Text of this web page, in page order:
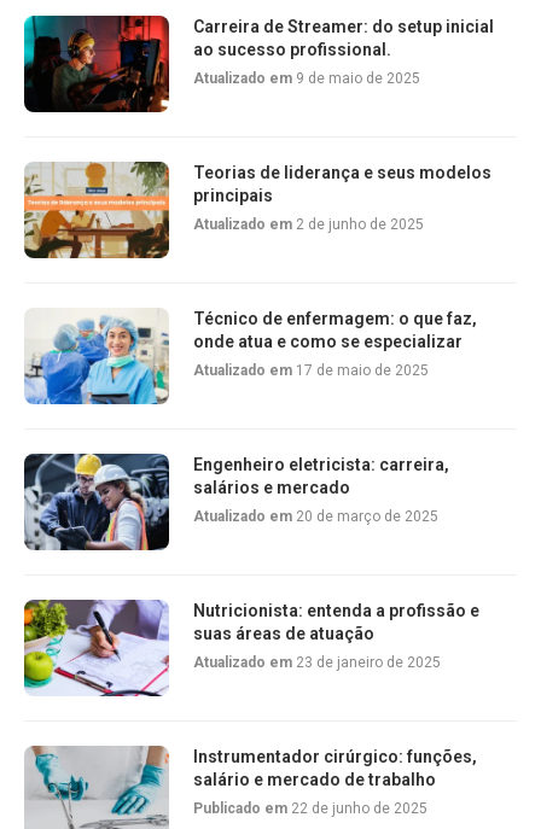
Carreira de Streamer: do setup inicial
ao sucesso profissional.
Atualizado em 9 de maio de 2025
Teorias de liderança e seus modelos
principais
Atualizado em 2 de junho de 2025
Técnico de enfermagem: o que faz,
onde atua e como se especializar
Atualizado em 17 de maio de 2025
Engenheiro eletricista: carreira,
salários e mercado
Atualizado em 20 de março de 2025
Nutricionista: entenda a profissão e
suas áreas de atuação
Atualizado em 23 de janeiro de 2025
Instrumentador cirúrgico: funções,
salário e mercado de trabalho
Publicado em 22 de junho de 2025